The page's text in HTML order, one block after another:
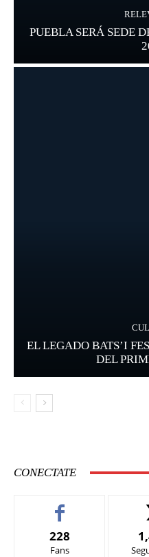
PUEBLA SERÁ SEDE
EL LEGADO BATS’I
DEL
CONECTATE
228
Fans